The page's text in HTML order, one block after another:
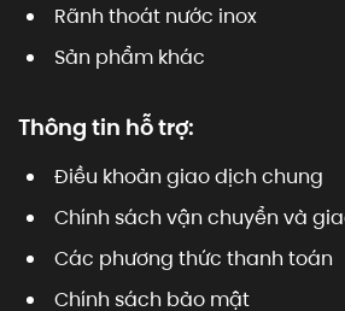
Rãnh thoát nước inox
Sản phẩm khác
Thông tin hỗ trợ:
Điều khoản giao dịch chung
Chính sách vận chuyển và
Các phương thức thanh toán
Chính sách bảo mật